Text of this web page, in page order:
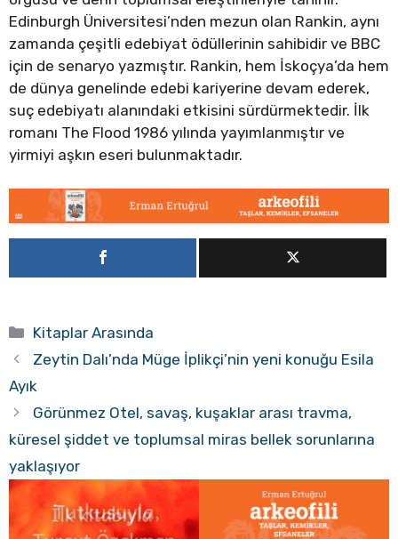
Edinburgh Üniversitesi’nden mezun olan Rankin, aynı
zamanda çeşitli edebiyat ödüllerinin sahibidir ve BBC
için de senaryo yazmıştır. Rankin, hem İskoçya’da hem
de dünya genelinde edebi kariyerine devam ederek,
suç edebiyatı alanındaki etkisini sürdürmektedir. İlk
romanı The Flood 1986 yılında yayımlanmıştır ve
yirmiyi aşkın eseri bulunmaktadır.
Kategoriler
Kitaplar Arasında
Zeytin Dalı’nda Müge İplikçi’nin yeni konuğu Esila
Ayık
Görünmez Otel, savaş, kuşaklar arası travma,
küresel şiddet ve toplumsal miras bellek sorunlarına
yaklaşıyor